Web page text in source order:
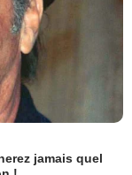
jamais quel